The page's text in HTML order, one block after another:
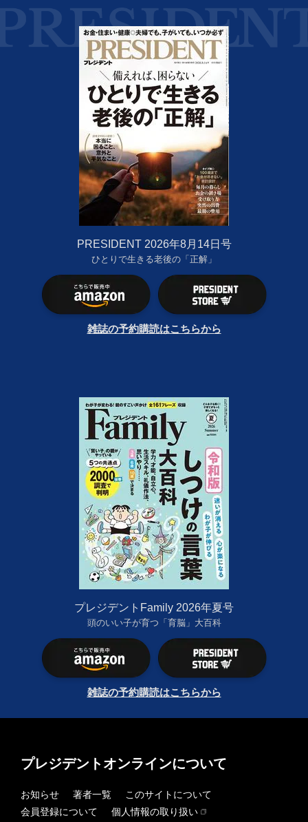
PRESIDENT 2026年8月14日号
ひとりで生きる老後の「正解」
雑誌の予約購読はこちらから
プレジデントFamily 2026年夏号
頭のいい子が育つ「育脳」大百科
雑誌の予約購読はこちらから
プレジデントオンラインについて
お知らせ 著者一覧
このサイトについて
会員登録について
個人情報の取り扱い